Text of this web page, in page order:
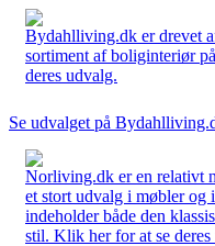
Bydahlliving.dk er drevet
sortiment af boliginteriør
deres udvalg.
Se udvalget på
Norliving.dk er en relativt
et stort udvalg i møbler og
indeholder både den
stil. Klik her for at se deres